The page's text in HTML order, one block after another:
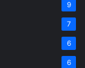
9
7
6
6